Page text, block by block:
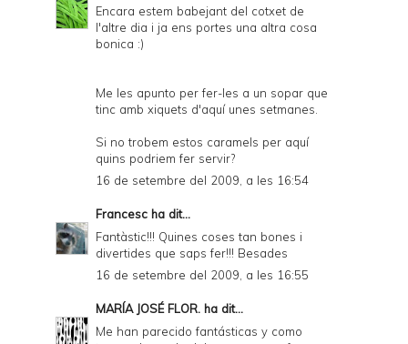
Encara estem babejant del cotxet de
l'altre dia i ja ens portes una altra cosa
bonica :)
Me les apunto per fer-les a un sopar que
tinc amb xiquets d'aquí unes setmanes.
Si no trobem estos caramels per aquí
quins podriem fer servir?
16 de setembre del 2009, a les 16:54
Francesc ha dit...
Fantàstic!!! Quines coses tan bones i
divertides que saps fer!!! Besades
16 de setembre del 2009, a les 16:55
MARÍA JOSÉ FLOR. ha dit...
Me han parecido fantásticas y como